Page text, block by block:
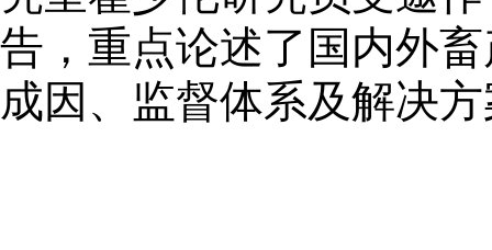
告，重点论述了国内外
成因、监督体系及解决